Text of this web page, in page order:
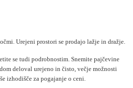
Urejeni prostori se prodajo lažje in dražje.
se tudi podrobnostim. Snemite pajčevine
deloval urejeno in čisto, večje možnosti
izhodišče za pogajanje o ceni.